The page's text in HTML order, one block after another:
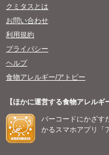
クミタスとは
お問い合わせ
利用規約
プライバシー
ヘルプ
食物アレルギー/アトピー
【ほかに運営する食物アレルギ
バーコードにかざす
かるスマホアプリ「